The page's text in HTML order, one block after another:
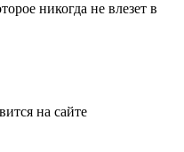
никогда не влезет в
на сайте